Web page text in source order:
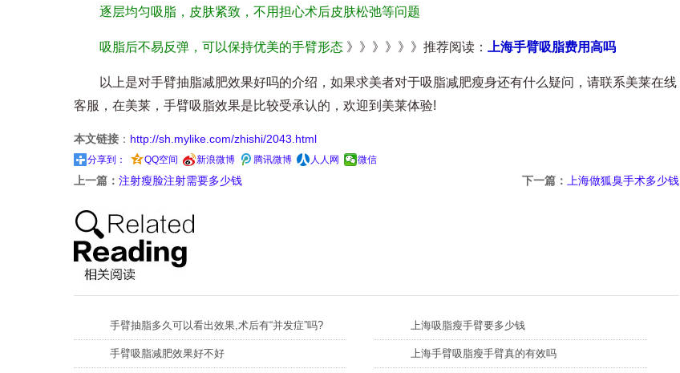
逐层均匀吸脂，皮肤紧致，不用担心术后皮肤松弛等问题
吸脂后不易反弹，可以保持优美的手臂形态 》》》》》》推荐阅读： 上海手臂吸脂费用高吗
以上是对手臂抽脂减肥效果好吗的介绍，如果求美者对于吸脂减肥瘦身还有什么疑问，请联系美莱在线
客服，在美莱，手臂吸脂效果是比较受承认的，欢迎到美莱体验!
本文链接 ： http://sh.mylike.com/zhishi/2043.html
分享到： QQ空间 新浪微博 腾讯微博 人人网 微信
上一篇： 注射瘦脸注射需要多少钱 下一篇： 上海做狐臭手术多少钱
手臂抽脂多久可以看出效果,术后有“并发症”吗? 上海吸脂瘦手臂要多少钱
手臂吸脂减肥效果好不好 上海手臂吸脂瘦手臂真的有效吗